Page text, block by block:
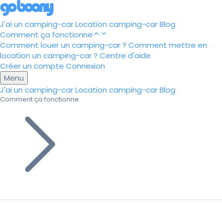
J'ai un camping-carLocation camping-carBlog
Comment ça fonctionne
Comment louer un camping-car ? Comment mettre en
location un camping-car ? Centre d'aide
Créer un compte Connexion
Menu
J'ai un camping-carLocation camping-carBlog
Comment ça fonctionne